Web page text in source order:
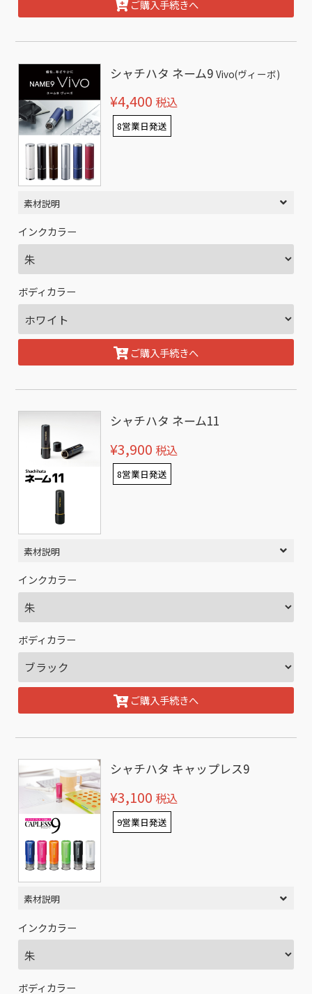
ご購入手続きへ
シャチハタ ネーム9Vivo(ヴィーボ)
¥4,400 税込
8営業日発送
素材説明
インクカラー
ボディカラー
ご購入手続きへ
シャチハタ ネーム11
¥3,900 税込
8営業日発送
素材説明
インクカラー
ボディカラー
ご購入手続きへ
シャチハタ キャップレス9
¥3,100 税込
9営業日発送
素材説明
インクカラー
ボディカラー